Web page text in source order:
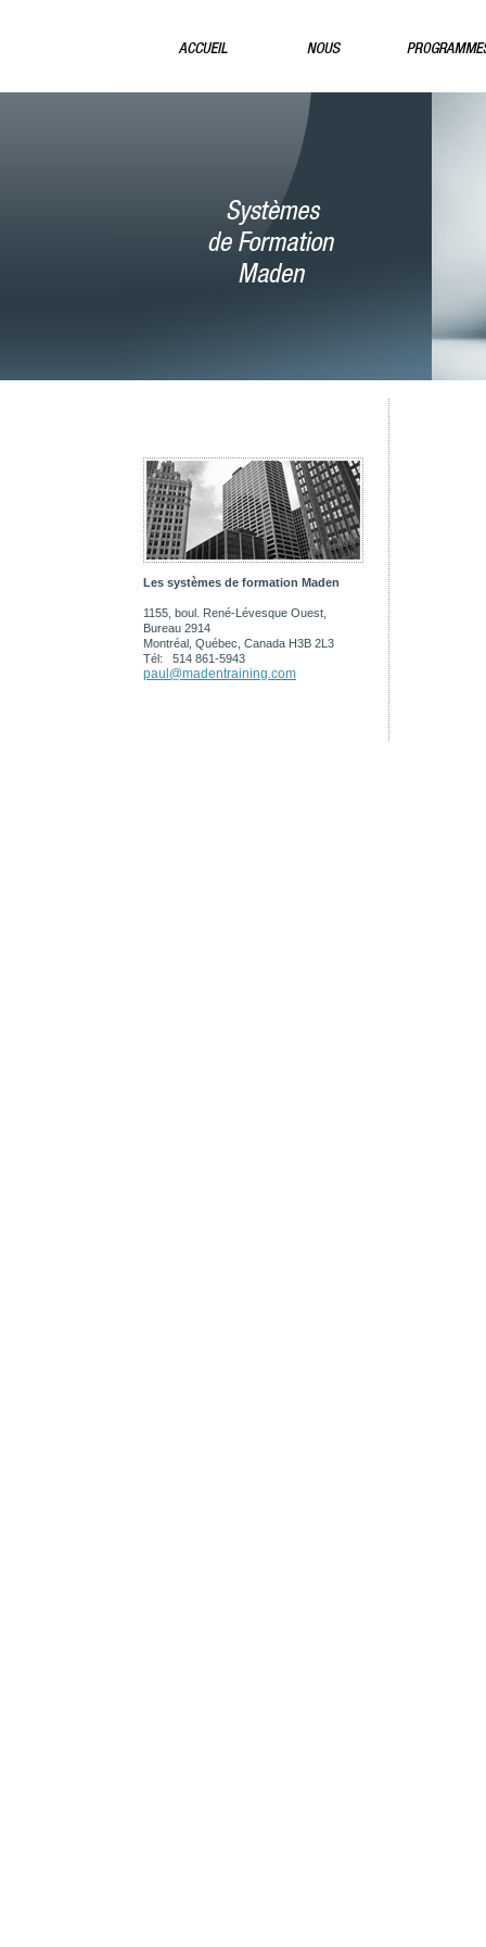
Les systèmes de formation Maden
1155, boul. René-Lévesque Ouest,
Bureau 2914
Montréal, Québec, Canada H3B 2L3
Tél: 514 861-5943
paul@madentraining.com